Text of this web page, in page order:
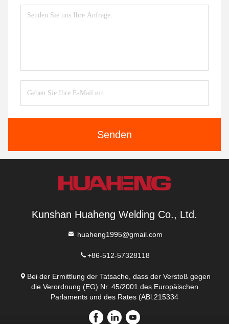
Senden
Kunshan Huaheng Welding Co., Ltd.
huaheng1995@gmail.com
+86-512-57328118
Bei der Ermittlung der Tatsache, dass der Verstoß gegen
die Verordnung (EG) Nr. 45/2001 des Europäischen
Parlaments und des Rates (ABl.215334